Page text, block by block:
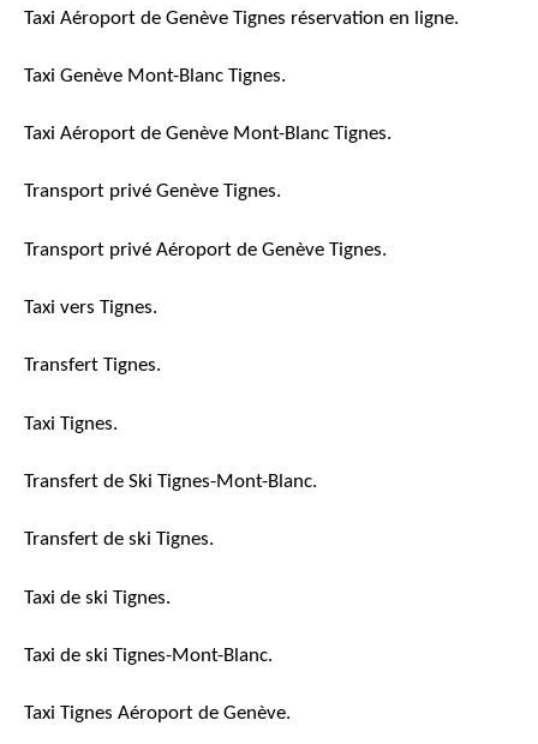
Taxi Aéroport de Genève Tignes réservation en ligne.
Taxi Genève Mont-Blanc Tignes.
Taxi Aéroport de Genève Mont-Blanc Tignes.
Transport privé Genève Tignes.
Transport privé Aéroport de Genève Tignes.
Taxi vers Tignes.
Transfert Tignes.
Taxi Tignes.
Transfert de Ski Tignes-Mont-Blanc.
Transfert de ski Tignes.
Taxi de ski Tignes.
Taxi de ski Tignes-Mont-Blanc.
Taxi Tignes Aéroport de Genève.